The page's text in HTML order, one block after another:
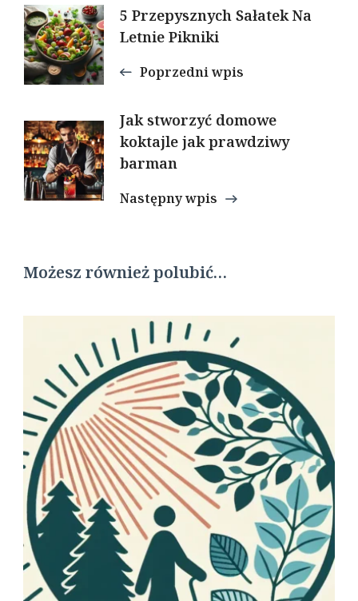
Nawigacja
wpisu
5 Przepysznych Sałatek Na
Letnie Pikniki
Poprzedni wpis
Jak stworzyć domowe
koktajle jak prawdziwy
barman
Następny wpis
Możesz również polubić…